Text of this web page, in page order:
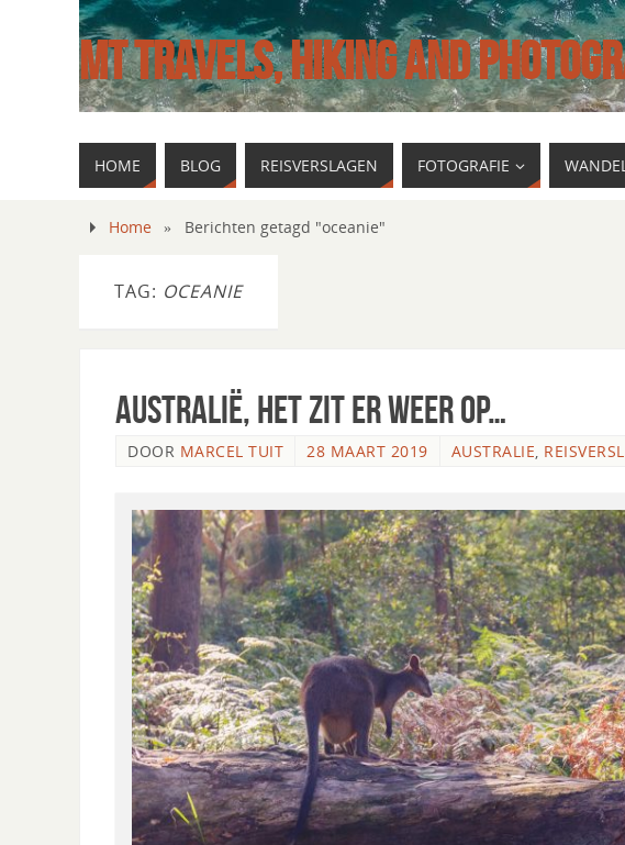
MT TRAVELS, HIKING AND
HOME BLOG REISVERSLAGEN FOTOGRAFIE
Home » Berichten getagd "oceanie"
TAG: OCEANIE
Australië, het zit er weer op…
DOOR MARCEL TUIT 28 MAART 2019 AUSTRALIE,